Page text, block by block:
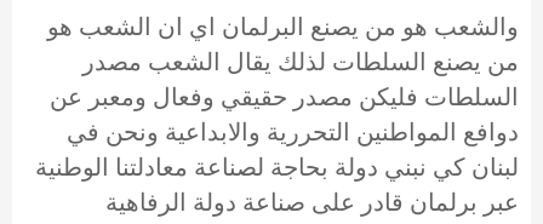
والشعب هو من يصنع البرلمان اي ان الشعب هو
من يصنع السلطات لذلك يقال الشعب مصدر
السلطات فليكن مصدر حقيقي وفعال ومعبر عن
دوافع المواطنين التحررية والابداعية ونحن في
لبنان كي نبني دولة بحاجة لصناعة معادلتنا الوطنية
عبر برلمان قادر على صناعة دولة الرفاهية